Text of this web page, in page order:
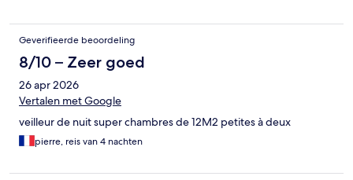
Geverifieerde beoordeling
8/10 – Zeer goed
26 apr 2026
Vertalen met Google
veilleur de nuit super chambres de 12M2 petites à deux
pierre, reis van 4 nachten